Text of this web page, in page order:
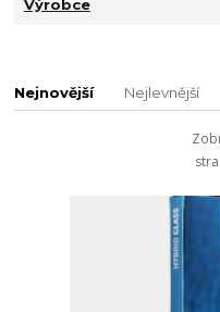
Výrobce
Nejnovější Nejlevnější